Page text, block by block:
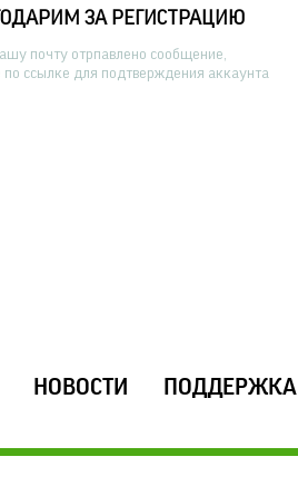
ЗА РЕГИСТРАЦИЮ
почту отрпавлено сообщение,
по ссылке для подтверждения аккаунта
НОВОСТИ ПОДДЕРЖКА